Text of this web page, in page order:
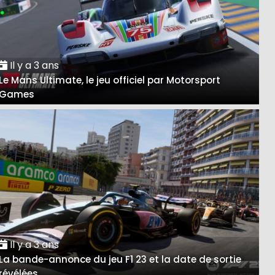
Il y a 3 ans
Mans Ultimate, le jeu officiel par Motorsport
Il y a 3 ans
bande-annonce du jeu F1 23 et la date de sortie